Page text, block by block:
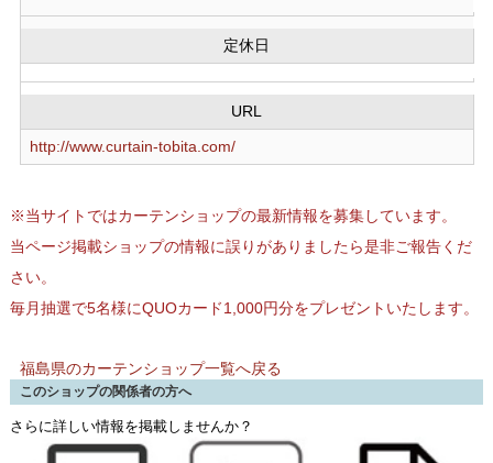
定休日
URL
http://www.curtain-tobita.com/
※当サイトではカーテンショップの最新情報を募集しています。
当ページ掲載ショップの情報に誤りがありましたら是非ご報告くだ
さい。
毎月抽選で5名様にQUOカード1,000円分をプレゼントいたします。
福島県のカーテンショップ一覧へ戻る
このショップの関係者の方へ
さらに詳しい情報を掲載しませんか？